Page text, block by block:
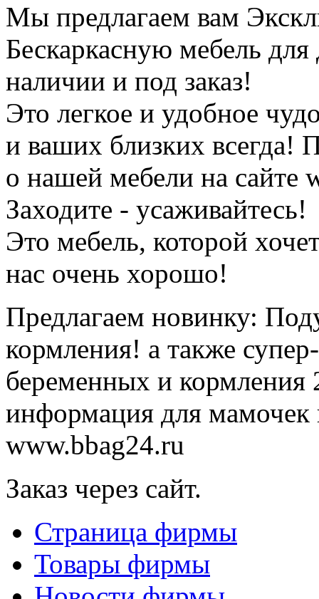
Мы предлагаем вам
Бескаркасную мебель
наличии и под заказ!
Это легкое и удобное
и ваших близких всегда!
о нашей мебели на сайте
Заходите - усаживайтесь!
Это мебель, которой
нас очень хорошо!
Предлагаем новинку:
кормления! а также
беременных и кормления
информация для мамочек
www.bbag24.ru
Заказ через сайт.
Страница фирмы
Товары фирмы